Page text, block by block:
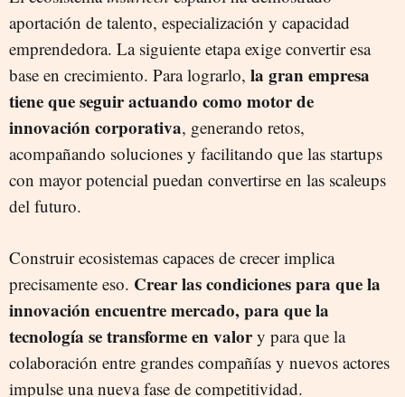
aportación de talento, especialización y capacidad
emprendedora. La siguiente etapa exige convertir esa
base en crecimiento. Para lograrlo, la gran empresa
tiene que seguir actuando como motor de
innovación corporativa, generando retos,
acompañando soluciones y facilitando que las startups
con mayor potencial puedan convertirse en las scaleups
del futuro.
Construir ecosistemas capaces de crecer implica
precisamente eso. Crear las condiciones para que la
innovación encuentre mercado, para que la
tecnología se transforme en valory para que la
colaboración entre grandes compañías y nuevos actores
impulse una nueva fase de competitividad.